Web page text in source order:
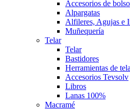
Accesorios de
Alpargatas
Alfileres, Agujas e
Muñequería
Telar
Telar
Bastidores
Herramientas de
Accesorios Tevsolv
Libros
Lanas 100%
Macramé